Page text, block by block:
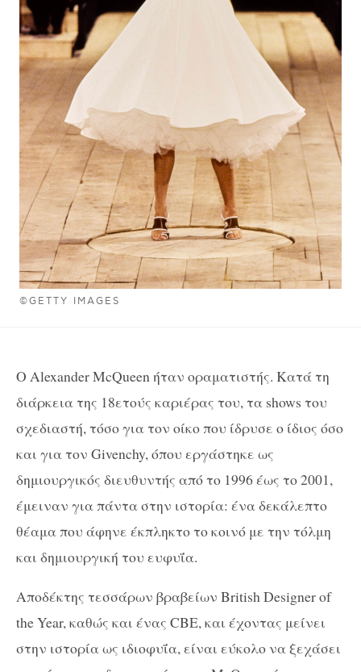
©GETTY IMAGES
Ο Alexander McQueen ήταν οραματιστής. Κατά τη
διάρκεια της 18ετούς καριέρας του, τα shows του
σχεδιαστή, τόσο για τον οίκο που ίδρυσε ο ίδιος όσο
και για τoν Givenchy, όπου εργάστηκε ως
δημιουργικός διευθυντής από το 1996 έως το 2001,
έμειναν για πάντα στην ιστορία: ένα δεκάλεπτο
θέαμα που άφηνε έκπληκτο το κοινό με την τόλμη
και δημιουργική του ευφυΐα.
Αποδέκτης τεσσάρων βραβείων British Designer of
the Year, καθώς και ένας CBE, και έχοντας μείνει
στην ιστορία ως ιδιοφυΐα, είναι εύκολο να ξεχάσει